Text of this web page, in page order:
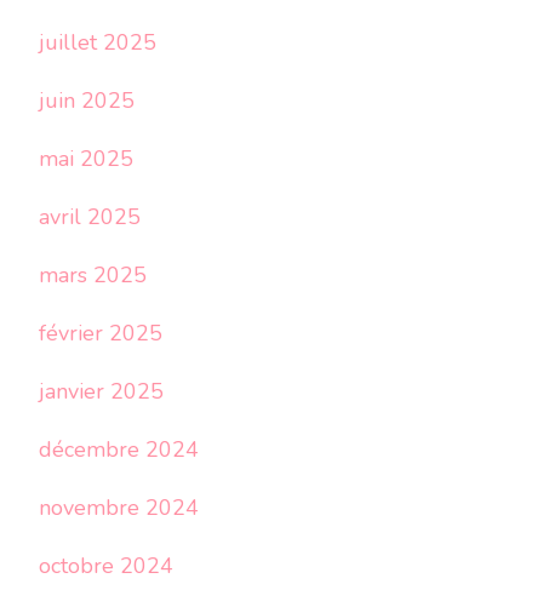
juillet 2025
juin 2025
mai 2025
avril 2025
mars 2025
février 2025
janvier 2025
décembre 2024
novembre 2024
octobre 2024